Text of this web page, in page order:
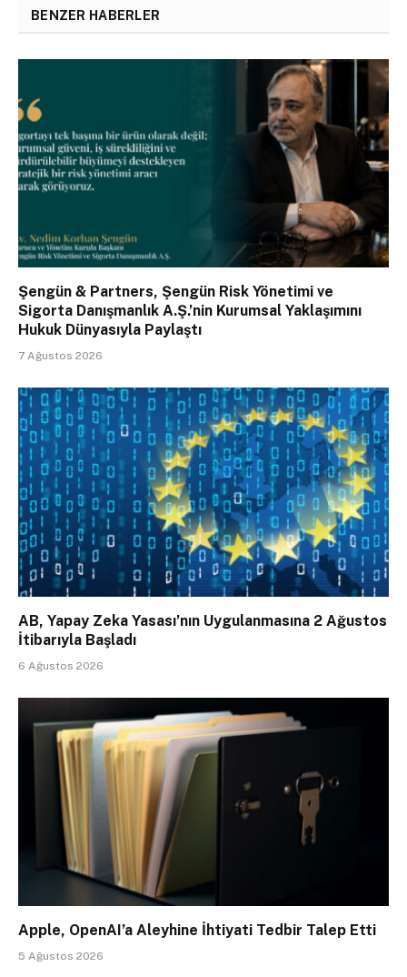
BENZER HABERLER
Şengün & Partners, Şengün Risk Yönetimi ve
Sigorta Danışmanlık A.Ş.’nin Kurumsal Yaklaşımını
Hukuk Dünyasıyla Paylaştı
7 Ağustos 2026
AB, Yapay Zeka Yasası’nın Uygulanmasına 2 Ağustos
İtibarıyla Başladı
6 Ağustos 2026
Apple, OpenAI’a Aleyhine İhtiyati Tedbir Talep Etti
5 Ağustos 2026